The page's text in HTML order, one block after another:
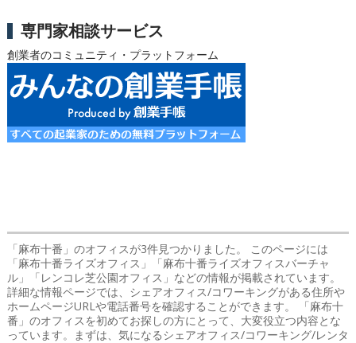
専門家相談サービス
創業者のコミュニティ・プラットフォーム
「麻布十番」のオフィスが3件見つかりました。 このページには
「麻布十番ライズオフィス」「麻布十番ライズオフィスバーチャ
ル」「レンコレ芝公園オフィス」などの情報が掲載されています。
詳細な情報ページでは、シェアオフィス/コワーキングがある住所や
ホームページURLや電話番号を確認することができます。 「麻布十
番」のオフィスを初めてお探しの方にとって、大変役立つ内容とな
っています。まずは、気になるシェアオフィス/コワーキング/レンタ